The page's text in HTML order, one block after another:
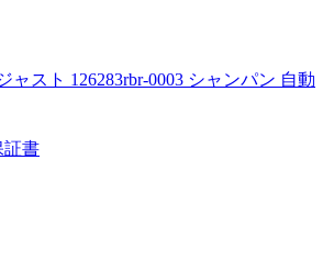
ャスト 126283rbr-0003 シャンパン 自動
証書